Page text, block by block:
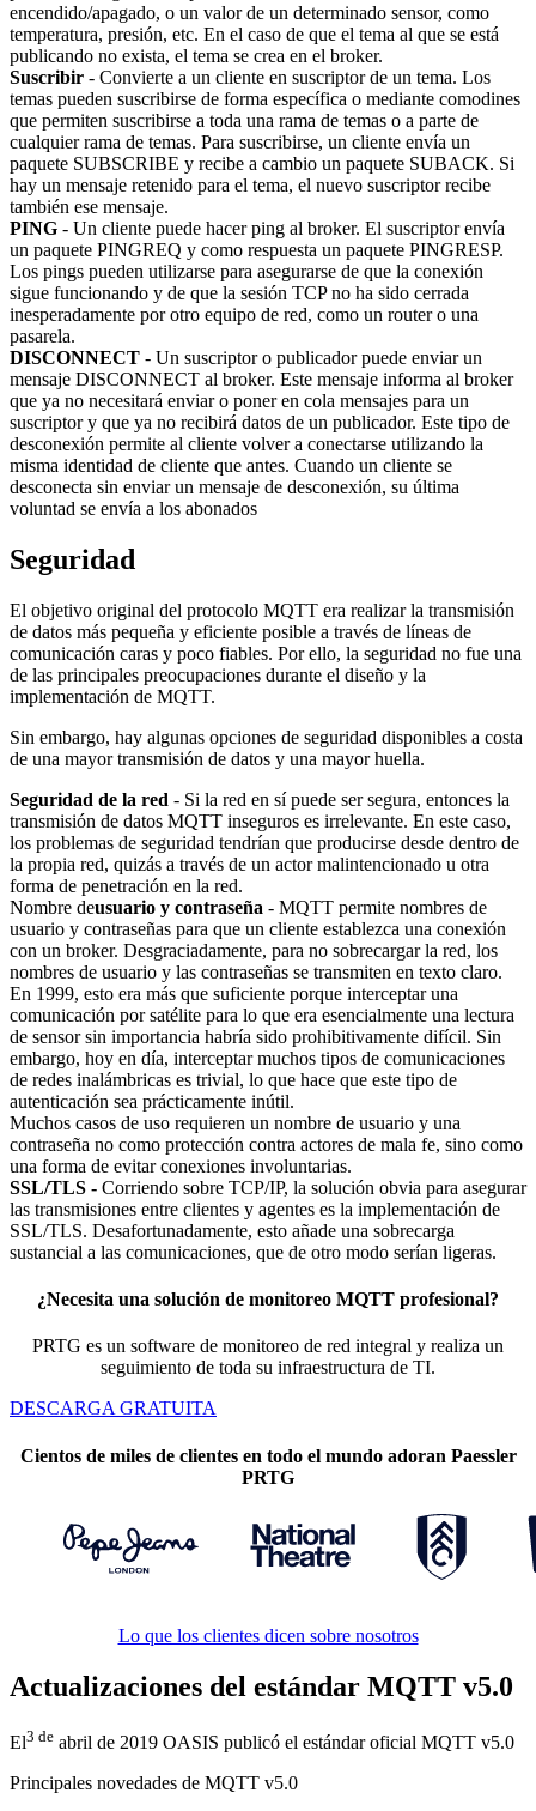
encendido/apagado, o un valor de un determinado sensor, como
temperatura, presión, etc. En el caso de que el tema al que se está
publicando no exista, el tema se crea en el broker.
Suscribir - Convierte a un cliente en suscriptor de un tema. Los
temas pueden suscribirse de forma específica o mediante comodines
que permiten suscribirse a toda una rama de temas o a parte de
cualquier rama de temas. Para suscribirse, un cliente envía un
paquete SUBSCRIBE y recibe a cambio un paquete SUBACK. Si
hay un mensaje retenido para el tema, el nuevo suscriptor recibe
también ese mensaje.
PING - Un cliente puede hacer ping al broker. El suscriptor envía
un paquete PINGREQ y como respuesta un paquete PINGRESP.
Los pings pueden utilizarse para asegurarse de que la conexión
sigue funcionando y de que la sesión TCP no ha sido cerrada
inesperadamente por otro equipo de red, como un router o una
pasarela.
DISCONNECT - Un suscriptor o publicador puede enviar un
mensaje DISCONNECT al broker. Este mensaje informa al broker
que ya no necesitará enviar o poner en cola mensajes para un
suscriptor y que ya no recibirá datos de un publicador. Este tipo de
desconexión permite al cliente volver a conectarse utilizando la
misma identidad de cliente que antes. Cuando un cliente se
desconecta sin enviar un mensaje de desconexión, su última
voluntad se envía a los abonados
Seguridad
El objetivo original del protocolo MQTT era realizar la transmisión
de datos más pequeña y eficiente posible a través de líneas de
comunicación caras y poco fiables. Por ello, la seguridad no fue una
de las principales preocupaciones durante el diseño y la
implementación de MQTT.
Sin embargo, hay algunas opciones de seguridad disponibles a costa
de una mayor transmisión de datos y una mayor huella.
Seguridad de la red - Si la red en sí puede ser segura, entonces la
transmisión de datos MQTT inseguros es irrelevante. En este caso,
los problemas de seguridad tendrían que producirse desde dentro de
la propia red, quizás a través de un actor malintencionado u otra
forma de penetración en la red.
Nombre deusuario y contraseña - MQTT permite nombres de
usuario y contraseñas para que un cliente establezca una conexión
con un broker. Desgraciadamente, para no sobrecargar la red, los
nombres de usuario y las contraseñas se transmiten en texto claro.
En 1999, esto era más que suficiente porque interceptar una
comunicación por satélite para lo que era esencialmente una lectura
de sensor sin importancia habría sido prohibitivamente difícil. Sin
embargo, hoy en día, interceptar muchos tipos de comunicaciones
de redes inalámbricas es trivial, lo que hace que este tipo de
autenticación sea prácticamente inútil.
Muchos casos de uso requieren un nombre de usuario y una
contraseña no como protección contra actores de mala fe, sino como
una forma de evitar conexiones involuntarias.
SSL/TLS - Corriendo sobre TCP/IP, la solución obvia para asegurar
las transmisiones entre clientes y agentes es la implementación de
SSL/TLS. Desafortunadamente, esto añade una sobrecarga
sustancial a las comunicaciones, que de otro modo serían ligeras.
¿Necesita una solución de monitoreo MQTT profesional?
PRTG es un software de monitoreo de red integral y realiza un
seguimiento de toda su infraestructura de TI.
DESCARGA GRATUITA
Cientos de miles de clientes en todo el mundo adoran Paessler
PRTG
Lo que los clientes dicen sobre nosotros
Actualizaciones del estándar MQTT v5.0
El3 de abril de 2019 OASIS publicó el estándar oficial MQTT v5.0
Principales novedades de MQTT v5.0